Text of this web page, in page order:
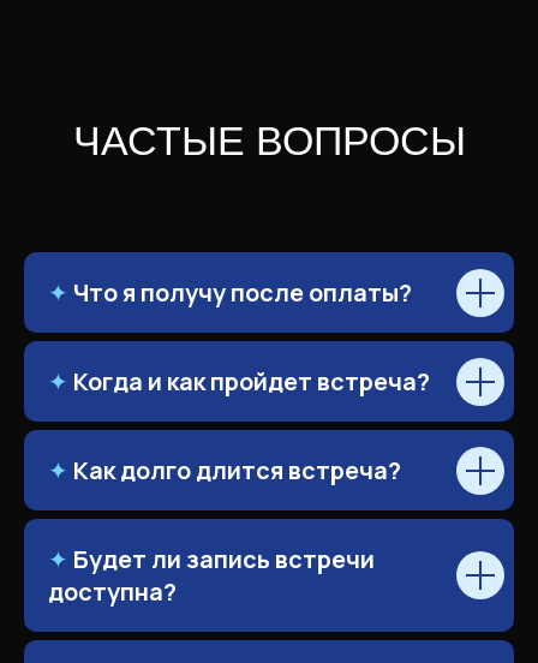
✦ Что я получу после оплаты?
✦ Когда и как пройдет встреча?
✦ Как долго длится встреча?
✦ Будет ли запись встречи
доступна?